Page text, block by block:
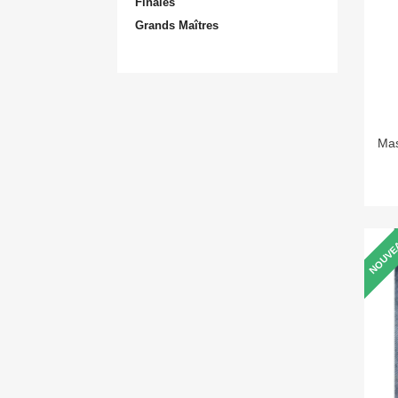
Grands Maîtres